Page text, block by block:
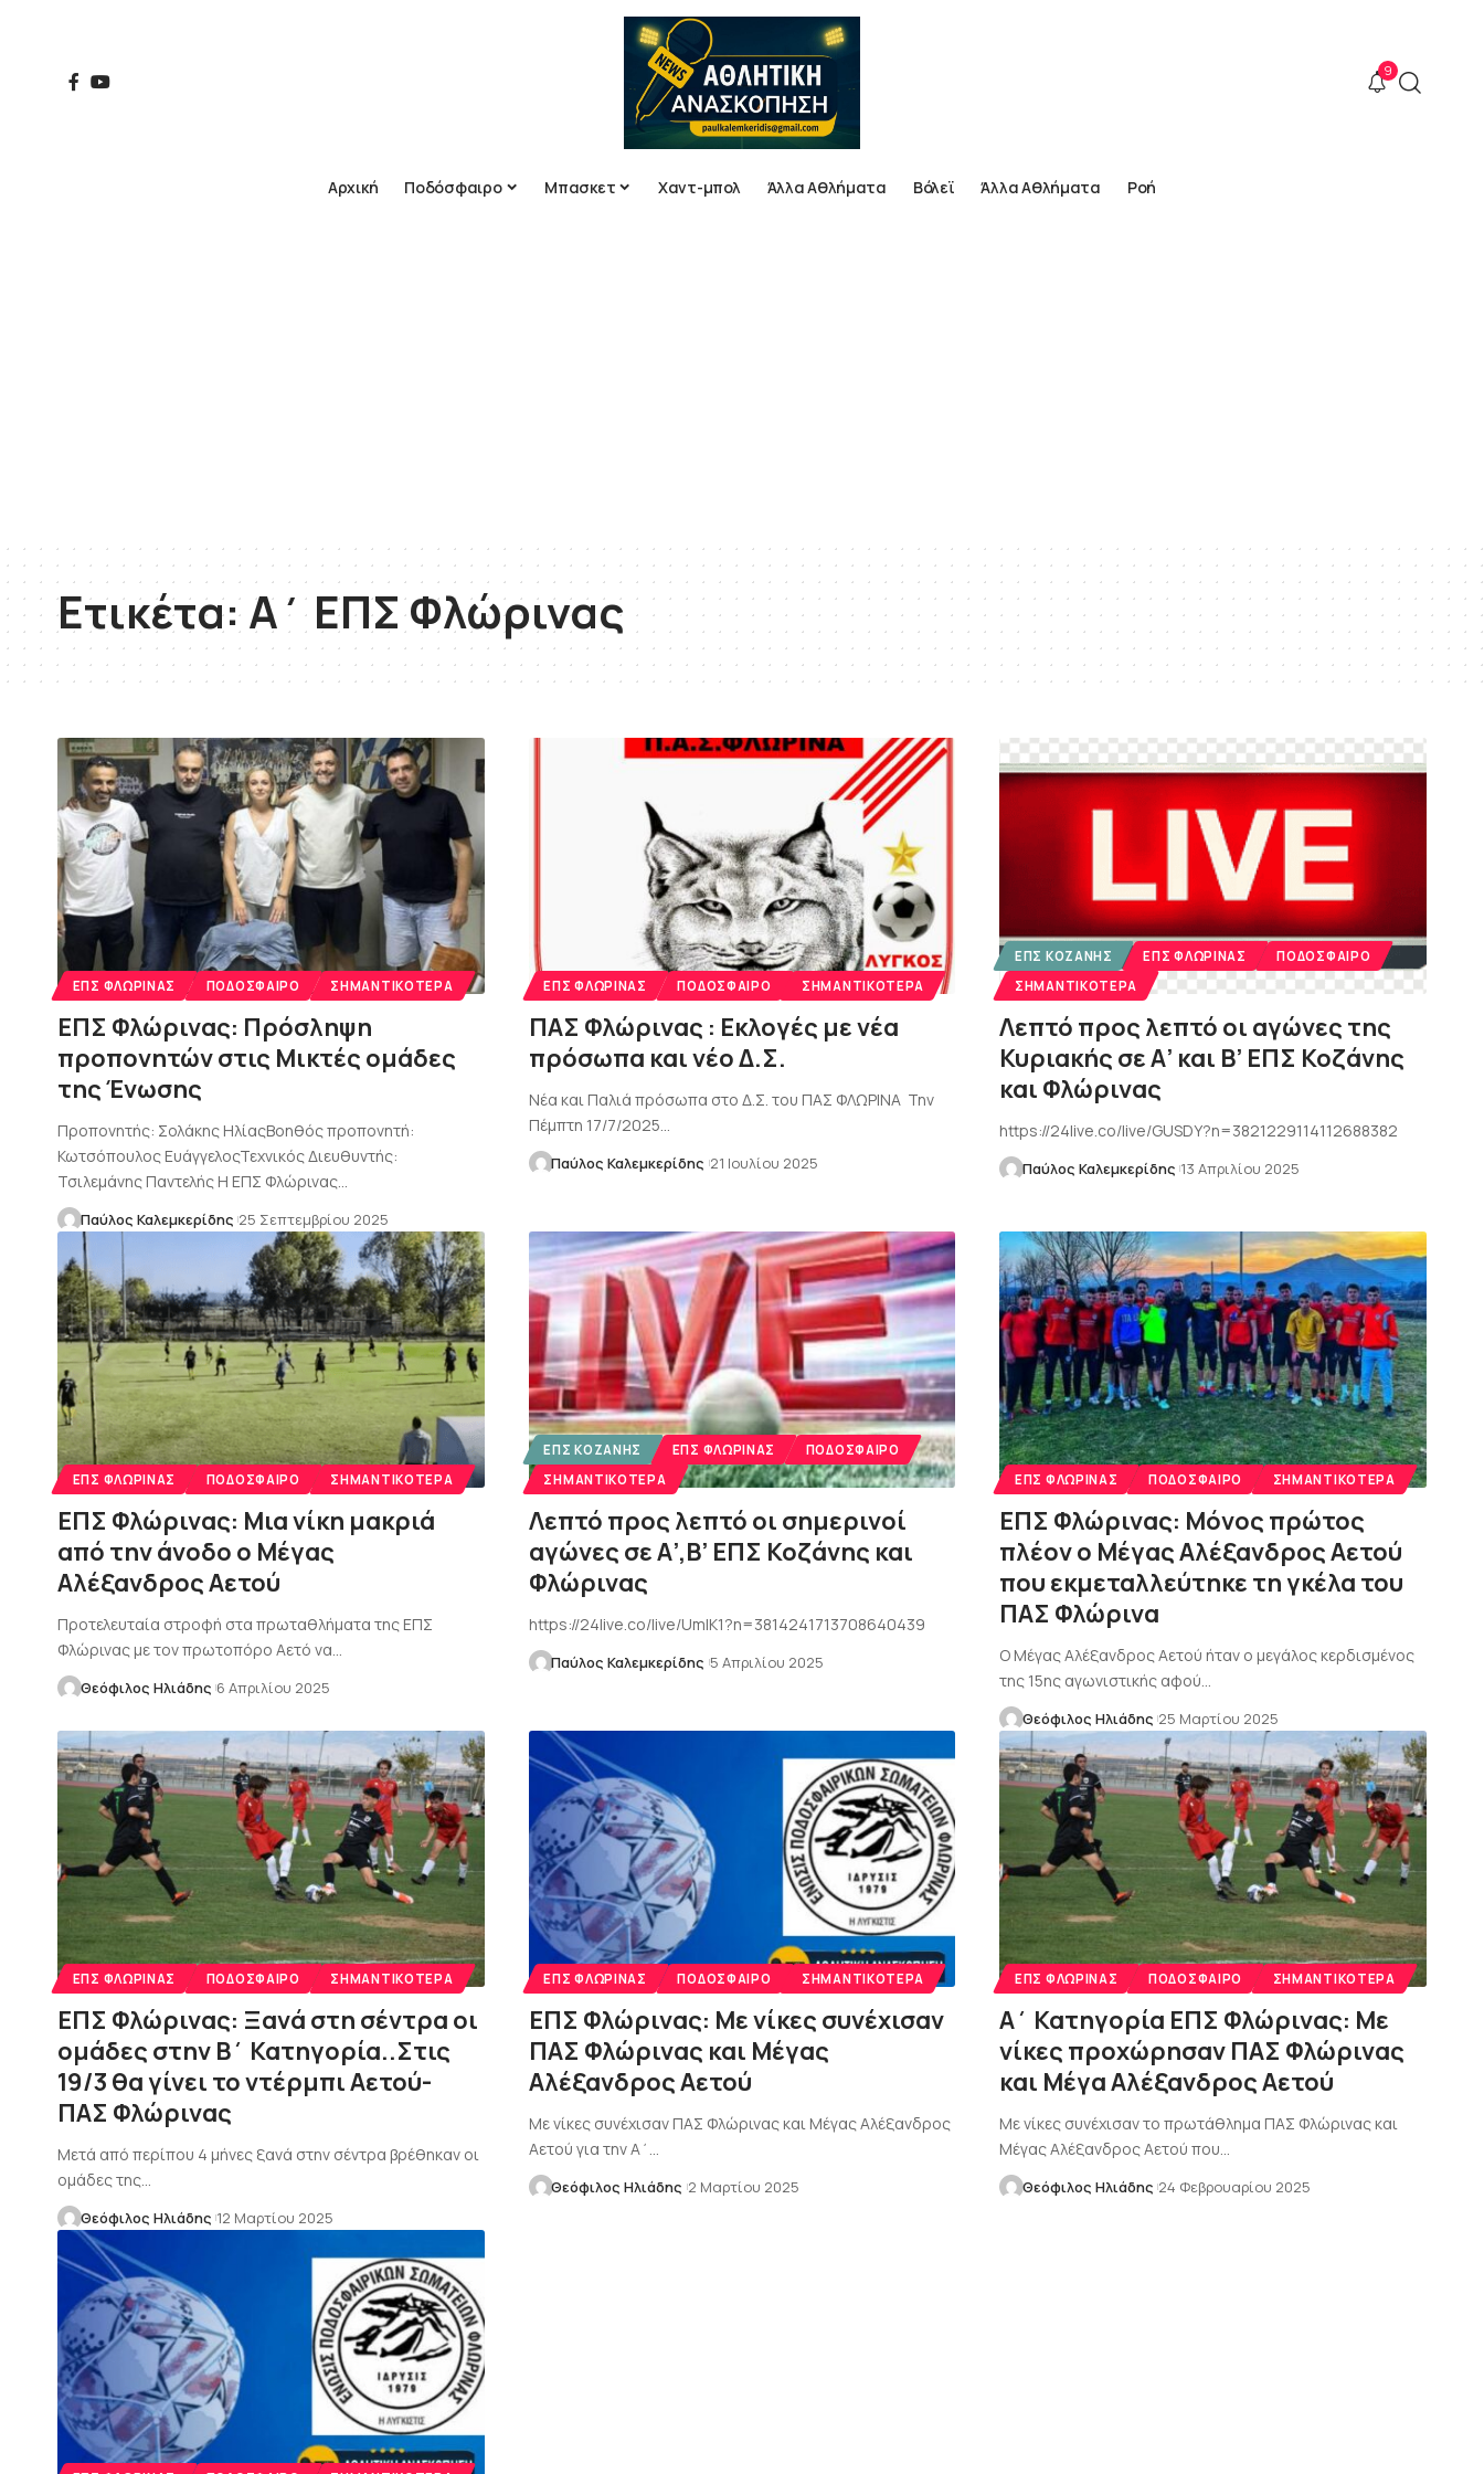
9
Αρχική Ποδόσφαιρο Μπασκετ Χαντ-μπολ Άλλα Αθλήματα Βόλεϊ Άλλα Αθλήματα Ροή
Ετικέτα:Α΄ ΕΠΣ Φλώρινας
ΕΠΣ ΦΛΏΡΙΝΑΣ ΠΟΔΌΣΦΑΙΡΟ ΣΗΜΑΝΤΙΚΌΤΕΡΑ
ΕΠΣ Φλώρινας: Πρόσληψη
προπονητών στις Μικτές ομάδες
της Ένωσης
Προπονητής: Σολάκης ΗλίαςΒοηθός προπονητή:
Κωτσόπουλος ΕυάγγελοςΤεχνικός Διευθυντής:
Τσιλεμάνης Παντελής Η ΕΠΣ Φλώρινας…
Παύλος Καλεμκερίδης 25 Σεπτεμβρίου 2025
ΕΠΣ ΦΛΏΡΙΝΑΣ ΠΟΔΌΣΦΑΙΡΟ ΣΗΜΑΝΤΙΚΌΤΕΡΑ
ΠΑΣ Φλώρινας : Εκλογές με νέα
πρόσωπα και νέο Δ.Σ.
Νέα και Παλιά πρόσωπα στο Δ.Σ. του ΠΑΣ ΦΛΩΡΙΝΑ Την
Πέμπτη 17/7/2025…
Παύλος Καλεμκερίδης 21 Ιουλίου 2025
ΕΠΣ ΚΟΖΆΝΗΣ ΕΠΣ ΦΛΏΡΙΝΑΣ
ΠΟΔΌΣΦΑΙΡΟ
ΣΗΜΑΝΤΙΚΌΤΕΡΑ
Λεπτό προς λεπτό οι αγώνες της
Κυριακής σε Α’ και Β’ ΕΠΣ Κοζάνης
και Φλώρινας
https://24live.co/live/GUSDY?n=3821229114112688382
Παύλος Καλεμκερίδης 13 Απριλίου 2025
ΕΠΣ ΦΛΏΡΙΝΑΣ ΠΟΔΌΣΦΑΙΡΟ ΣΗΜΑΝΤΙΚΌΤΕΡΑ
ΕΠΣ Φλώρινας: Μια νίκη μακριά
από την άνοδο ο Μέγας
Αλέξανδρος Αετού
Προτελευταία στροφή στα πρωταθλήματα της ΕΠΣ
Φλώρινας με τον πρωτοπόρο Αετό να…
Θεόφιλος Ηλιάδης 6 Απριλίου 2025
ΕΠΣ ΚΟΖΆΝΗΣ ΕΠΣ ΦΛΏΡΙΝΑΣ
ΠΟΔΌΣΦΑΙΡΟ
ΣΗΜΑΝΤΙΚΌΤΕΡΑ
Λεπτό προς λεπτό οι σημερινοί
αγώνες σε Α’,Β’ ΕΠΣ Κοζάνης και
Φλώρινας
https://24live.co/live/UmlK1?n=3814241713708640439
Παύλος Καλεμκερίδης 5 Απριλίου 2025
ΕΠΣ ΦΛΏΡΙΝΑΣ ΠΟΔΌΣΦΑΙΡΟ ΣΗΜΑΝΤΙΚΌΤΕΡΑ
ΕΠΣ Φλώρινας: Μόνος πρώτος
πλέον ο Μέγας Αλέξανδρος Αετού
που εκμεταλλεύτηκε τη γκέλα του
ΠΑΣ Φλώρινα
Ο Μέγας Αλέξανδρος Αετού ήταν ο μεγάλος κερδισμένος
της 15ης αγωνιστικής αφού…
Θεόφιλος Ηλιάδης 25 Μαρτίου 2025
ΕΠΣ ΦΛΏΡΙΝΑΣ ΠΟΔΌΣΦΑΙΡΟ ΣΗΜΑΝΤΙΚΌΤΕΡΑ
ΕΠΣ Φλώρινας: Ξανά στη σέντρα οι
ομάδες στην Β΄ Κατηγορία..Στις
19/3 θα γίνει το ντέρμπι Αετού-
ΠΑΣ Φλώρινας
Μετά από περίπου 4 μήνες ξανά στην σέντρα βρέθηκαν οι
ομάδες της…
Θεόφιλος Ηλιάδης 12 Μαρτίου 2025
ΕΠΣ ΦΛΏΡΙΝΑΣ ΠΟΔΌΣΦΑΙΡΟ ΣΗΜΑΝΤΙΚΌΤΕΡΑ
ΕΠΣ Φλώρινας: Με νίκες συνέχισαν
ΠΑΣ Φλώρινας και Μέγας
Αλέξανδρος Αετού
Με νίκες συνέχισαν ΠΑΣ Φλώρινας και Μέγας Αλέξανδρος
Αετού για την Α΄…
Θεόφιλος Ηλιάδης 2 Μαρτίου 2025
ΕΠΣ ΦΛΏΡΙΝΑΣ ΠΟΔΌΣΦΑΙΡΟ ΣΗΜΑΝΤΙΚΌΤΕΡΑ
Α΄ Κατηγορία ΕΠΣ Φλώρινας: Με
νίκες προχώρησαν ΠΑΣ Φλώρινας
και Μέγα Αλέξανδρος Αετού
Με νίκες συνέχισαν το πρωτάθλημα ΠΑΣ Φλώρινας και
Μέγας Αλέξανδρος Αετού που…
Θεόφιλος Ηλιάδης 24 Φεβρουαρίου 2025